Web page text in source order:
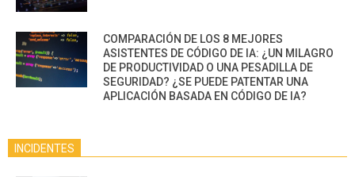
COMPARACIÓN DE LOS 8 MEJORES
ASISTENTES DE CÓDIGO DE IA: ¿UN MILAGRO
DE PRODUCTIVIDAD O UNA PESADILLA DE
SEGURIDAD? ¿SE PUEDE PATENTAR UNA
APLICACIÓN BASADA EN CÓDIGO DE IA?
INCIDENTES